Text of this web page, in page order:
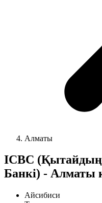
Алматы
ICBC (Қытайдың
Банкі) - Алматы
Айсибиси